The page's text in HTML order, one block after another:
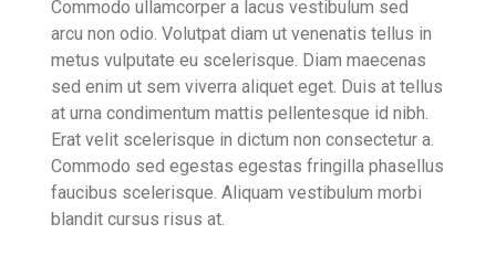
Commodo ullamcorper a lacus vestibulum sed
arcu non odio. Volutpat diam ut venenatis tellus in
metus vulputate eu scelerisque. Diam maecenas
sed enim ut sem viverra aliquet eget. Duis at tellus
at urna condimentum mattis pellentesque id nibh.
Erat velit scelerisque in dictum non consectetur a.
Commodo sed egestas egestas fringilla phasellus
faucibus scelerisque. Aliquam vestibulum morbi
blandit cursus risus at.